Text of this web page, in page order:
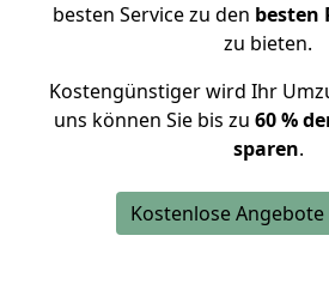
besten Service zu den besten
zu bieten.
Kostengünstiger wird Ihr
uns können Sie bis zu 60 %
sparen.
Kostenlose